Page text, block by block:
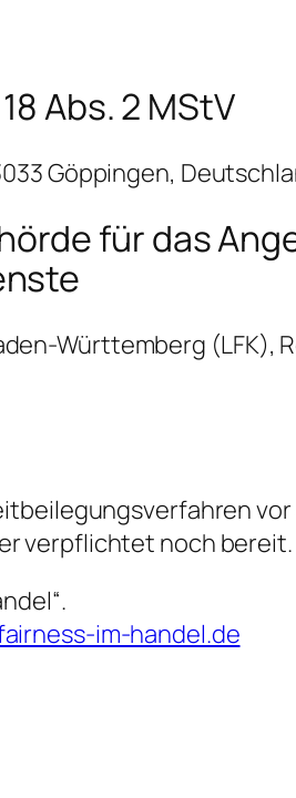
Abs. 2 MStV
Göppingen,
für das
Württemberg (LFK),
verpflichtet noch bereit.
im-handel.de